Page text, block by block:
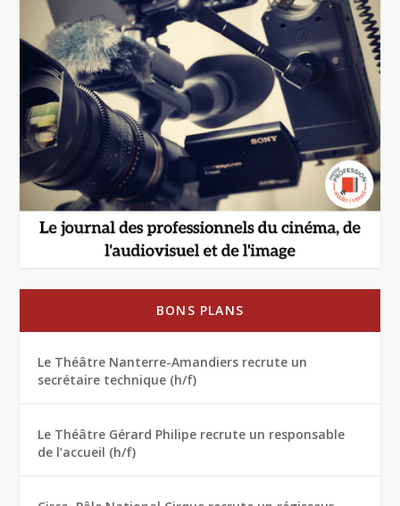
BONS PLANS
Le Théâtre Nanterre-Amandiers recrute un
secrétaire technique (h/f)
Le Théâtre Gérard Philipe recrute un responsable
de l’accueil (h/f)